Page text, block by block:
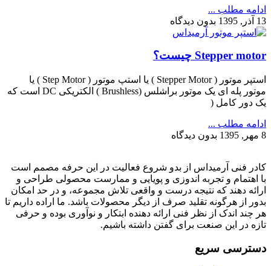
ادامه مطلب ...
13 آذر, 1395
بدون دیدگاه
Stepper motor چیست؟
استپر موتور ( Stepper Motor ) یا استپ موتور ( Step Motor ) یا
موتور پله ای یک موتور براشلس (Brushless ) الکتریکی DC است که
یک دور کامل (
ادامه مطلب ...
8 مهر, 1395
بدون دیدگاه
کادر فنی آرمیداس از بدو شروع فعالیت در این حرفه مصمم است
با اهتمام و تجربه اندوزی و پویایی و ممارست محصولی طراحی و
ارائه دهند که نتیجه درست و واقعی تلاش مجموعه، و در حد امکان
بدور از هرگونه تقلید صرف از دیگر محصولات باشد. ما اراده داریم تا
هر چند اندک از نظر فنی ارائه دهنده ابتکار و نوآوری بوده و حرفی
تازه در این صنعت برای گفتن داشته باشیم.
دسترسی سریع